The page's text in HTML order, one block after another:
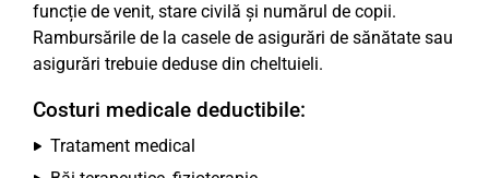
funcție de venit, stare civilă și numărul de copii.
Rambursările de la casele de asigurări de sănătate sau
asigurări trebuie deduse din cheltuieli.
Costuri medicale deductibile:
Tratament medical